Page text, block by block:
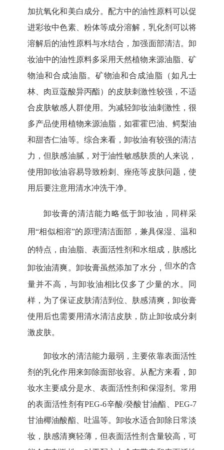
加抗氧化和美白成分。配方中的油性原料可以促
进彩妆中色素、粉体等成分溶解，乳化剂可以将
溶解后的油性原料与水结合，加强面部清洁。卸
妆油中的油性原料多采用天然植物来源油脂、矿
物油和合成油脂。矿物油和合成油脂（如凡士
林、肉豆蔻酸异丙酯）的皮肤刺激性较强，不适
合皮肤敏感人群使用。为减轻卸妆油刺激性，很
多产品使用植物来源油脂，如霍霍巴油、鳄梨油
和甜杏仁油等。综合来看，卸妆油有较强的清洁
力，但肤感油腻，对于油性敏感肤质的人来说，
使用卸妆油容易导致粉刺、痤疮等皮肤问题，使
用后要注意用清水冲洗干净。
卸妆膏的清洁能力略低于卸妆油，同样采
用“相似相溶”的原理清洁面部，兼具保湿、温和
的特点，由油脂、表面活性剂和水组成，肤感比
卸妆油清爽。卸妆膏虽然添加了水分， 但水的含
量并不高，与卸妆油相比仅多了少量的水。同
样，为了保证皮肤清洁到位、肤感清爽，卸妆膏
使用后也需要用清水清洁皮肤，防止卸妆成分刺
激皮肤。
卸妆水的清洁能力最弱，主要依靠表面活性
剂的乳化作用来卸除面部妆容。从配方来看，卸
妆水主要成分是水、表面活性剂和保湿剂。常用
的表面活性剂有PEG-6辛酸/癸酸甘油酯、PEG-7
甘油椰油酸酯、吐温等。卸妆水适合卸除日常淡
妆，肤感清爽轻薄，但表面活性剂含量较高，可